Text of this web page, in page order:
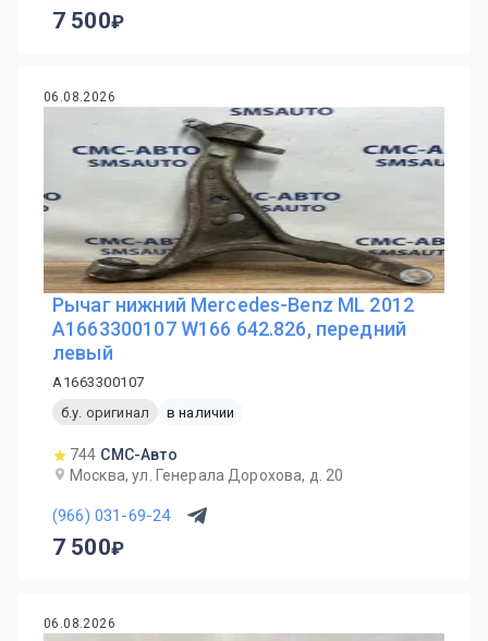
7 500
06.08.2026
Рычаг нижний Mercedes-Benz ML 2012
A1663300107 W166 642.826, передний
левый
A1663300107
б.у. оригинал
в наличии
744 СМС-Авто
Москва, ул. Генерала Дорохова, д. 20
(966) 031-69-24
7 500
06.08.2026